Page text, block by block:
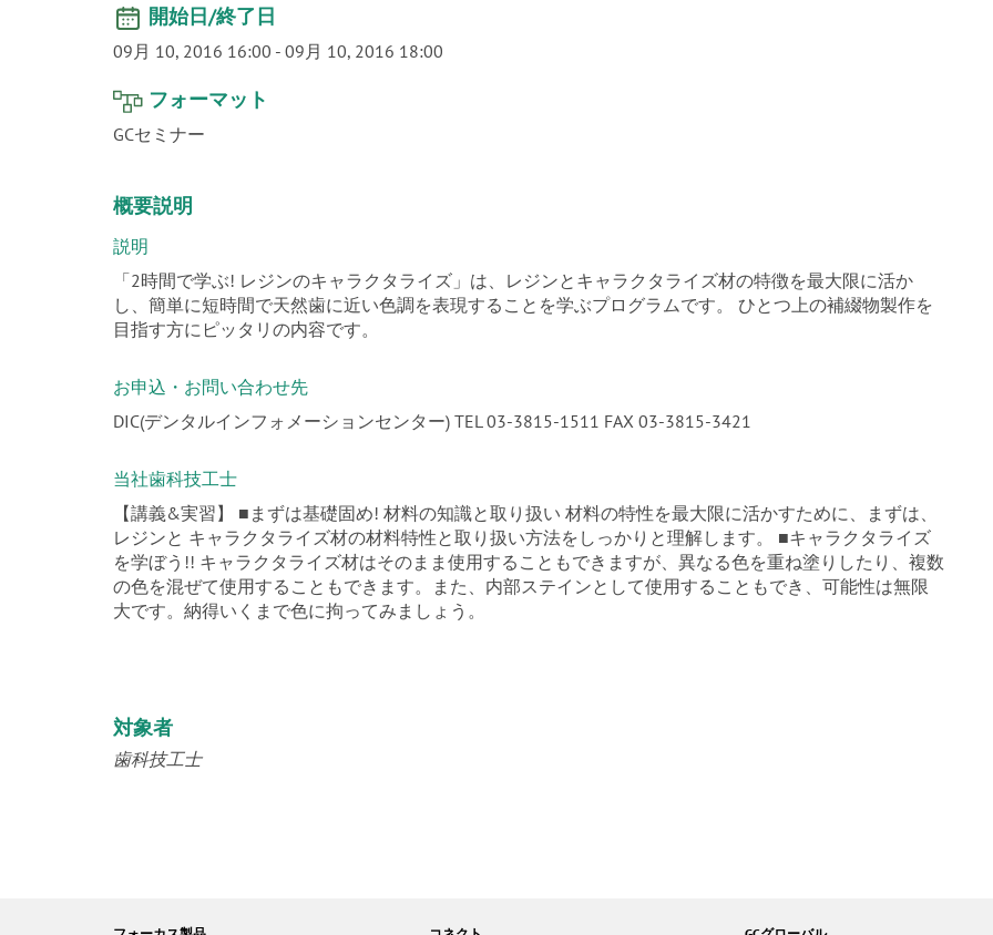
開始日/終了日
09月 10, 2016 16:00 - 09月 10, 2016 18:00
フォーマット
GCセミナー
概要説明
説明
「2時間で学ぶ! レジンのキャラクタライズ」は、レジンとキャラクタライズ材の特徴を最大限に活か
し、簡単に短時間で天然歯に近い色調を表現することを学ぶプログラムです。 ひとつ上の補綴物製作を
目指す方にピッタリの内容です。
お申込・お問い合わせ先
DIC(デンタルインフォメーションセンター) TEL 03-3815-1511 FAX 03-3815-3421
当社歯科技工士
【講義&実習】 ■まずは基礎固め! 材料の知識と取り扱い 材料の特性を最大限に活かすために、まずは、
レジンと キャラクタライズ材の材料特性と取り扱い方法をしっかりと理解します。 ■キャラクタライズ
を学ぼう!! キャラクタライズ材はそのまま使用することもできますが、異なる色を重ね塗りしたり、複数
の色を混ぜて使用することもできます。また、内部ステインとして使用することもでき、可能性は無限
大です。納得いくまで色に拘ってみましょう。
対象者
歯科技工士